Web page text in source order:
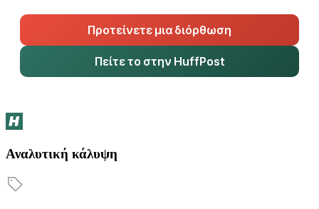
Προτείνετε μια διόρθωση
Πείτε το στην HuffPost
Αναλυτική κάλυψη